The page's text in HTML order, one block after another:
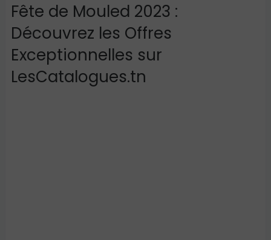
Fête de Mouled 2023 :
Découvrez les Offres
Exceptionnelles sur
LesCatalogues.tn